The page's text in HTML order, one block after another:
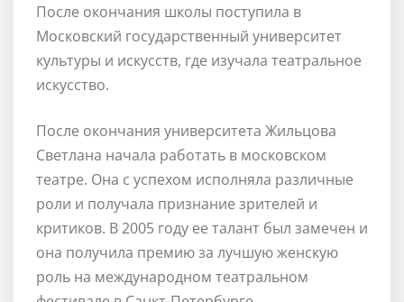
После окончания школы поступила в
Московский государственный университет
культуры и искусств, где изучала театральное
искусство.
После окончания университета Жильцова
Светлана начала работать в московском
театре. Она с успехом исполняла различные
роли и получала признание зрителей и
критиков. В 2005 году ее талант был замечен и
она получила премию за лучшую женскую
роль на международном театральном